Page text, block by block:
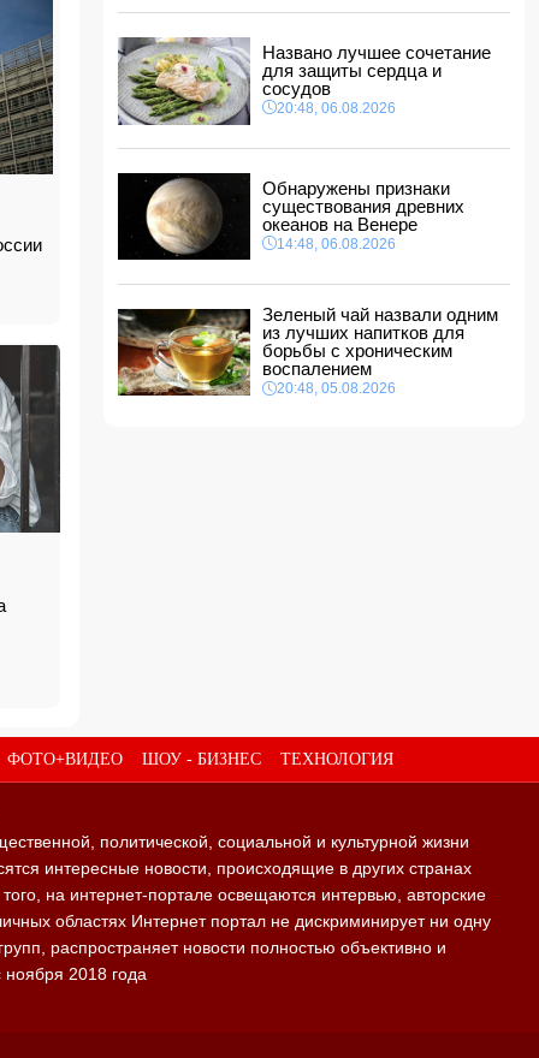
Владельцев квартир предупредили о
проверке систем отопления
11:16, 07.08.2026
утонувшего в канале молодого мужчины
11:08, 07.08.2026
Трамп подписал указ о запрете "родильного
туризма" в США
11:00, 07.08.2026
Названо лучшее сочетание
для защиты сердца и
сосудов
20:48, 06.08.2026
Обнаружены признаки
существования древних
океанов на Венере
14:48, 06.08.2026
Зеленый чай назвали одним
из лучших напитков для
борьбы с хроническим
воспалением
20:48, 05.08.2026
ФОТО+ВИДЕО ШОУ - БИЗНЕС ТЕХНОЛОГИЯ
политической, социальной и культурной жизни
интересные новости, происходящие в других странах
на интернет-портале освещаются интервью, авторские
областях Интернет портал не дискриминирует ни одну
распространяет новости полностью объективно и
ноября 2018 года